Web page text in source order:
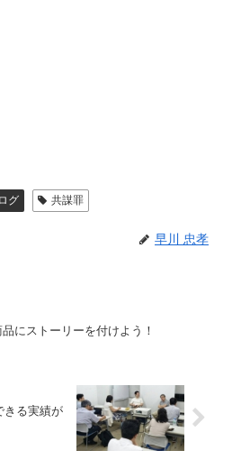
グ 共謀罪
早川 忠孝
品にストーリーを付けよう！
きる実績が